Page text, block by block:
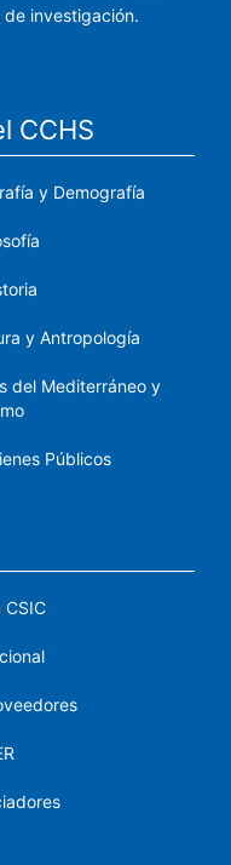
investigación.
CCHS
y Demografía
y Antropología
del Mediterráneo y
Públicos
CSIC